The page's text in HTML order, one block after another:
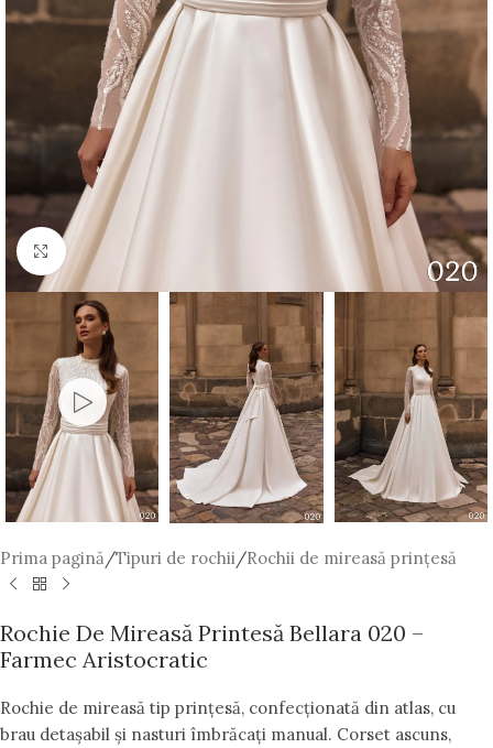
Faceți click pentru a mări
Prima pagină /Tipuri de rochii /Rochii de mireasă prințesă
Rochie De Mireasă Printesă Bellara 020 –
Farmec Aristocratic
Rochie de mireasă tip prințesă, confecționată din atlas, cu
brau detașabil și nasturi îmbrăcați manual. Corset ascuns,